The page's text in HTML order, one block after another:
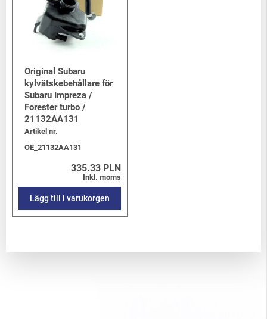
Original Subaru
kylvätskebehållare för
Subaru Impreza /
Forester turbo /
21132AA131
Artikel nr.
OE_21132AA131
335.33 PLN
Inkl. moms
Lägg till i varukorgen